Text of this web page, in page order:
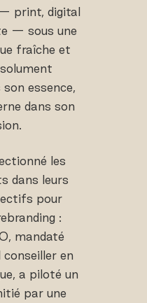
print, digital
— sous une
fraîche et
essence,
dans son
les
dans leurs
pour
:
mandaté
en
a piloté un
par une